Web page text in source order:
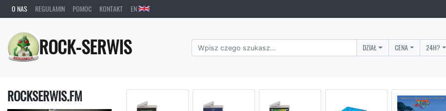
O NAS REGULAMIN POMOC KONTAKT EN
ROCK-SERWIS DZIAŁ CENA 24H?
ROCKSERWIS.FM